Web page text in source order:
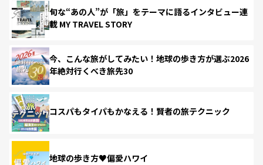
旬な“あの人”が「旅」をテーマに語るインタビュー連
載 MY TRAVEL STORY
今、こんな旅がしてみたい！地球の歩き方が選ぶ2026
年絶対行くべき旅先30
コスパもタイパもかなえる！賢者の旅テクニック
地球の歩き方♥偏愛ハワイ